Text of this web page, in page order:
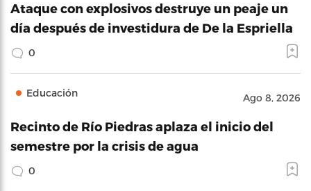
Ataque con explosivos destruye un peaje un
día después de investidura de De la Espriella
0
Educación Ago 8, 2026
Recinto de Río Piedras aplaza el inicio del
semestre por la crisis de agua
0